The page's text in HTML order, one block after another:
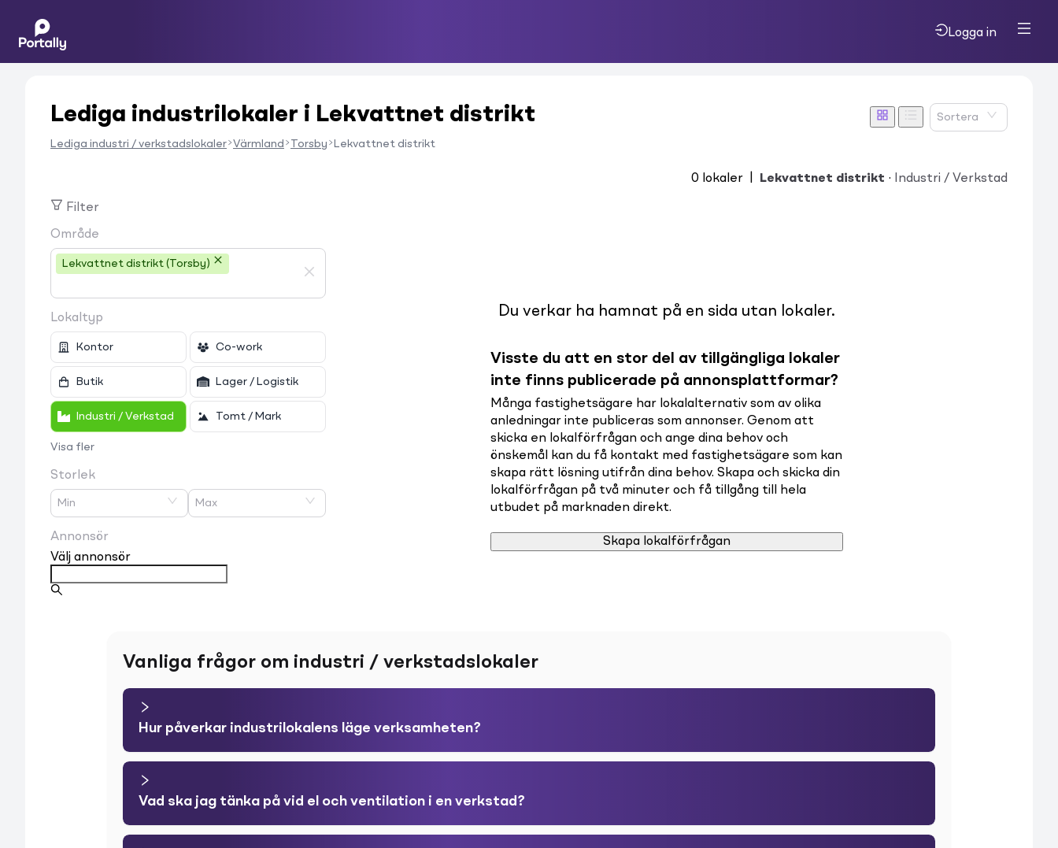
Logga in
Lediga industrilokaler i Lekvattnet distrikt
Lediga industri / verkstadslokaler Värmland Torsby Lekvattnet distrikt
Sortera
0 lokaler Lekvattnet distrikt · Industri / Verkstad
Filter
Område
Lekvattnet distrikt (Torsby)
Lokaltyp
Kontor Co-work
Butik Lager / Logistik
Industri / Verkstad Tomt / Mark
Visa fler
Storlek
Min Max
Annonsör
Välj annonsör
Du verkar ha hamnat på en sida utan lokaler.
Visste du att en stor del av tillgängliga lokaler
inte finns publicerade på annonsplattformar?
Många fastighetsägare har lokalalternativ som av olika
anledningar inte publiceras som annonser. Genom att
skicka en lokalförfrågan och ange dina behov och
önskemål kan du få kontakt med fastighetsägare som kan
skapa rätt lösning utifrån dina behov. Skapa och skicka din
lokalförfrågan på två minuter och få tillgång till hela
utbudet på marknaden direkt.
Skapa lokalförfrågan
Vanliga frågor om industri / verkstadslokaler
Hur påverkar industrilokalens läge verksamheten?
Vad ska jag tänka på vid el och ventilation i en verkstad?